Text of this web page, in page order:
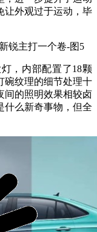
让外观过于运动，毕
，内部配置了18颗
碗纹理的细节处理十
间的照明效果相较卤
什么新奇事物，但全